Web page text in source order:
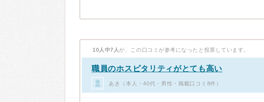
10人中7人 が、この口コミが参考になったと投票しています。
職員のホスピタリティがとても高い
あき（本人・40代・男性・掲載口コミ8件）